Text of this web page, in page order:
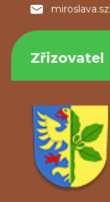
Zřizovatel